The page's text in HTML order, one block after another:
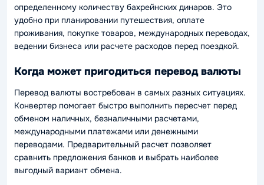
определенному количеству бахрейнских динаров. Это
удобно при планировании путешествия, оплате
проживания, покупке товаров, международных переводах,
ведении бизнеса или расчете расходов перед поездкой.
Когда может пригодиться перевод валюты
Перевод валюты востребован в самых разных ситуациях.
Конвертер помогает быстро выполнить пересчет перед
обменом наличных, безналичными расчетами,
международными платежами или денежными
переводами. Предварительный расчет позволяет
сравнить предложения банков и выбрать наиболее
выгодный вариант обмена.